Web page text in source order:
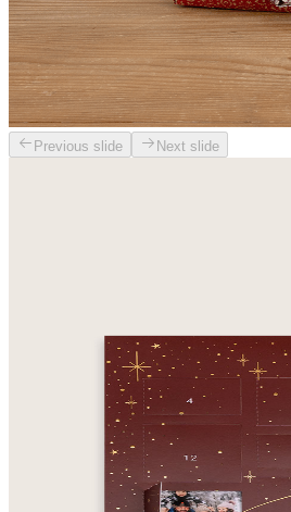
Previous slide Next slide